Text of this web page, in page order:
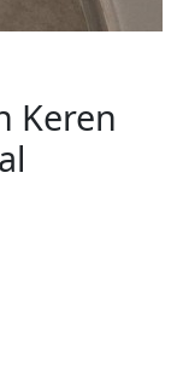
Keren